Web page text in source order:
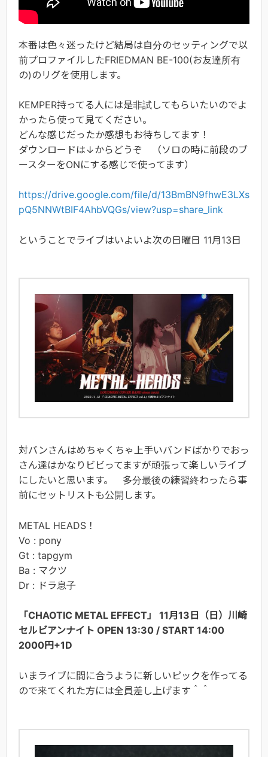
本番は色々迷ったけど結局は自分のセッティングで以
前プロファイルしたFRIEDMAN BE-100(お友達所有
の)のリグを使用します。
KEMPER持ってる人には是非試してもらいたいのでよ
かったら使って見てください。
どんな感じだったか感想もお待ちしてます！
ダウンロードは↓からどうぞ （ソロの時に前段のブ
ースターをONにする感じで使ってます）
https://drive.google.com/file/d/13BmBN9fhwE3LXs
pQ5NNWtBIF4AhbVQGs/view?usp=share_link
ということでライブはいよいよ次の日曜日 11月13日
対バンさんはめちゃくちゃ上手いバンドばかりでおっ
さん達はかなりビビってますが頑張って楽しいライブ
にしたいと思います。 多分最後の練習終わったら事
前にセットリストも公開します。
METAL HEADS！
Vo : pony
Gt : tapgym
Ba : マクツ
Dr : ドラ息子
「CHAOTIC METAL EFFECT」 11月13日（日）川崎
セルビアンナイト OPEN 13:30 / START 14:00
2000円+1D
いまライブに間に合うように新しいピックを作ってる
ので来てくれた方には全員差し上げます＾＾